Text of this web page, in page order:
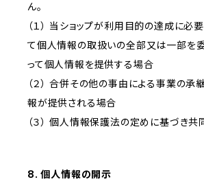
ん。
（１） 当ショップが利用目的の達成に必
て個人情報の取扱いの全部又は一部を
って個人情報を提供する場合
（２） 合併その他の事由による事業の承
報が提供される場合
（３） 個人情報保護法の定めに基づき
8. 個人情報の開示